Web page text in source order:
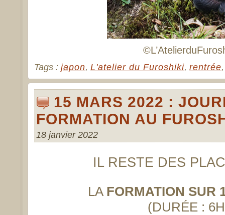
Tags : japon, L'atelier du Furoshiki, rentrée
15 MARS 2022 :
FORMATION AU
18 janvier 2022
IL RESTE DES
LA FORMATION SUR
(DURÉE :